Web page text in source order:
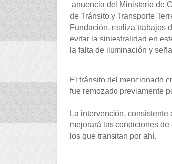
anuencia del Ministerio de
de Tránsito y Transporte
Fundación, realiza trabajos
evitar la siniestralidad en
la falta de iluminación y
El tránsito del mencionado
fue remozado previamente
La intervención,
mejorará las condiciones
los que transitan por ahí.